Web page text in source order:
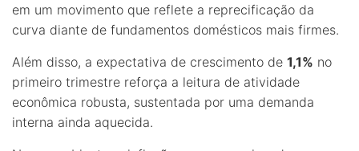
em um movimento que reflete a reprecificação da
curva diante de fundamentos domésticos mais firmes.
Além disso, a expectativa de crescimento de 1,1% no
primeiro trimestre reforça a leitura de atividade
econômica robusta, sustentada por uma demanda
interna ainda aquecida.